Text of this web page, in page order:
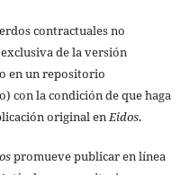
contractuales no
de la versión
en un repositorio
con la condición de que haga
original enEidos.
promueve publicar en línea